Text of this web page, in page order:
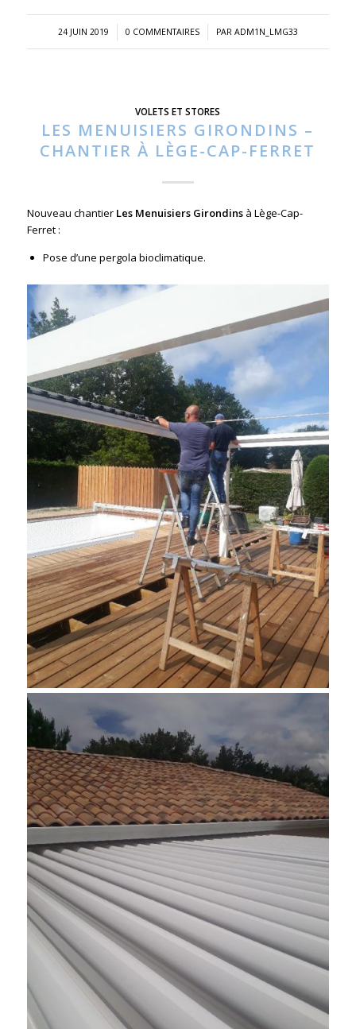
24 JUIN 2019
/ 0 COMMENTAIRES
/ PAR ADM1N_LMG33
VOLETS ET STORES
LES MENUISIERS GIRONDINS –
CHANTIER À LÈGE-CAP-FERRET
Nouveau chantier Les Menuisiers Girondinsà Lège-Cap-
Ferret :
Pose d’une pergola bioclimatique.